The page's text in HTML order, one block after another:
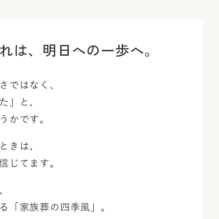
は、 明日への一歩へ。
ではなく、
」と、
かです。
きは、
じてます。
「家族葬の四季風」。